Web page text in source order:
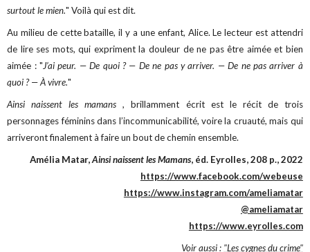
surtout le mien." Voilà qui est dit.
Au milieu de cette bataille, il y a une enfant, Alice. Le lecteur est attendri
de lire ses mots, qui expriment la douleur de ne pas être aimée et bien
aimée : "J’ai peur. — De quoi ? — De ne pas y arriver. — De ne pas arriver à
quoi ? — À vivre."
Ainsi naissent les mamans ,brillamment écrit est le récit de trois
personnages féminins dans l’incommunicabilité, voire la cruauté, mais qui
arriveront finalement à faire un bout de chemin ensemble.
Amélia Matar,Ainsi naissent les Mamans, éd. Eyrolles, 208 p., 2022
https://www.facebook.com/webeuse
https://www.instagram.com/ameliamatar
@ameliamatar
https://www.eyrolles.com
Voir aussi : "Les cygnes du crime"